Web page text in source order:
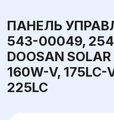
ПАНЕЛЬ
543-00049,
DOOSAN
160W-V, 175LC-
225LC